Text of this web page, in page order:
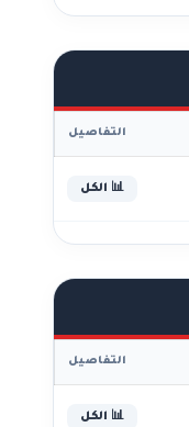
التفاصيل
📊 الكل
التفاصيل
📊 الكل